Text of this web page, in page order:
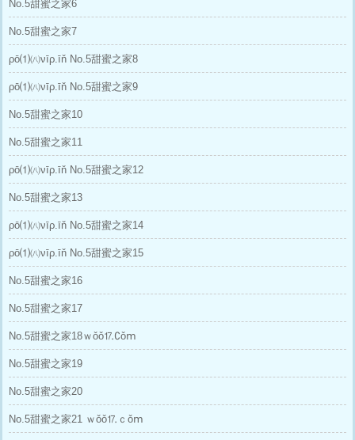
No.5甜蜜之家6
No.5甜蜜之家7
ρō⑴㈧νīρ.īň No.5甜蜜之家8
ρō⑴㈧νīρ.īň No.5甜蜜之家9
No.5甜蜜之家10
No.5甜蜜之家11
ρō⑴㈧νīρ.īň No.5甜蜜之家12
No.5甜蜜之家13
ρō⑴㈧νīρ.īň No.5甜蜜之家14
ρō⑴㈧νīρ.īň No.5甜蜜之家15
No.5甜蜜之家16
No.5甜蜜之家17
No.5甜蜜之家18ｗǒǒ⒘∁ǒⅿ
No.5甜蜜之家19
No.5甜蜜之家20
No.5甜蜜之家21 ｗǒǒ⒘ｃǒⅿ